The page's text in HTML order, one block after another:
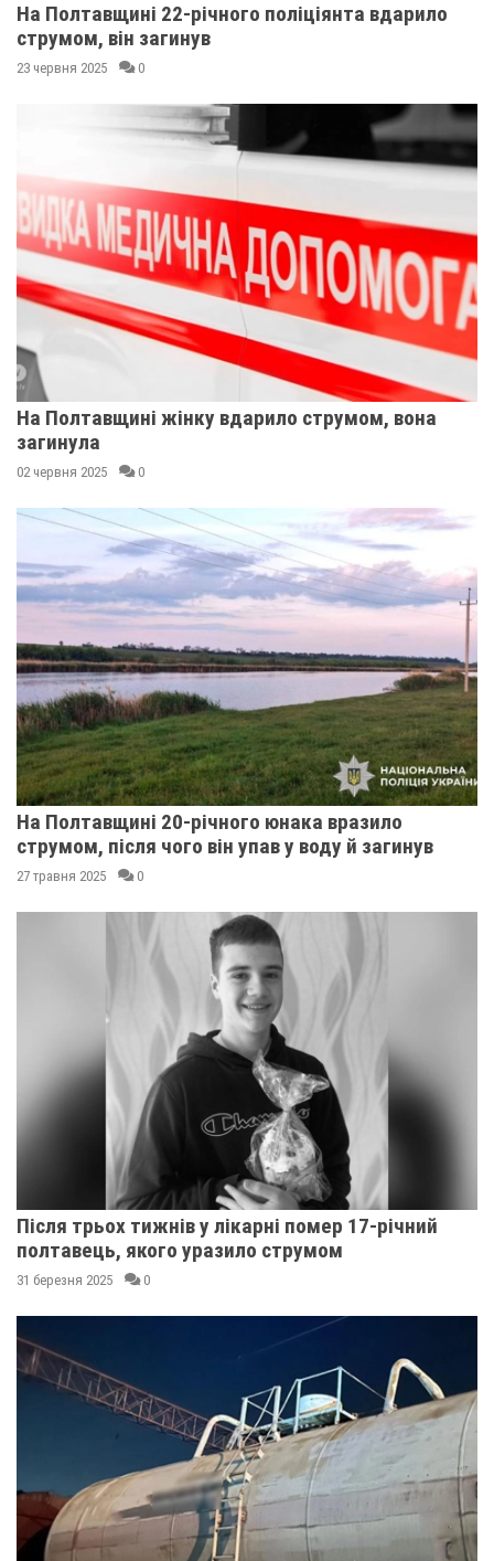
На Полтавщині 22-річного поліціянта вдарило
струмом, він загинув
23 червня 2025 0
На Полтавщині жінку вдарило струмом, вона
загинула
02 червня 2025 0
На Полтавщині 20-річного юнака вразило
струмом, після чого він упав у воду й загинув
27 травня 2025 0
Після трьох тижнів у лікарні помер 17-річний
полтавець, якого уразило струмом
31 березня 2025 0